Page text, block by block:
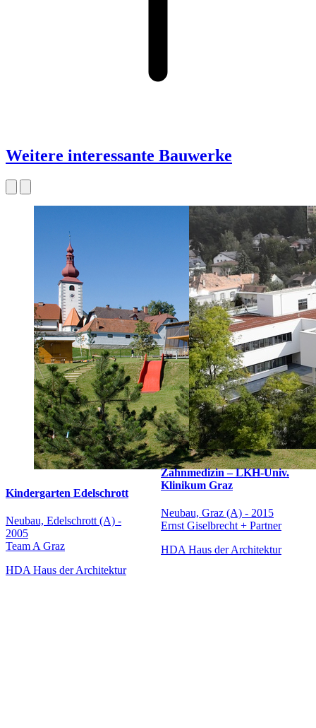
Weitere interessante Bauwerke
Kindergarten Edelschrott
Neubau, Edelschrott (A) -
2005
Team A Graz
HDA Haus der Architektur
Zahnmedizin – LKH-Univ.
Klinikum Graz
Neubau, Graz (A) - 2015
Ernst Giselbrecht + Partner
HDA Haus der Architektur